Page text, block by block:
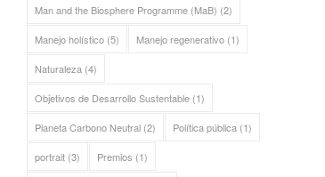
Man and the Biosphere Programme (MaB) (2)
Manejo holístico (5) Manejo regenerativo (1)
Naturaleza (4)
Objetivos de Desarrollo Sustentable (1)
Planeta Carbono Neutral (2) Política pública (1)
portrait (3) Premios (1)